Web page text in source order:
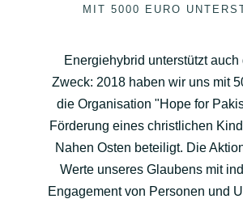
MIT 5000 EURO
Energiehybrid unterstützt auch
Zweck: 2018 haben wir uns mit
die Organisation "Hope for
Förderung eines christlichen
Nahen Osten beteiligt. Die
Werte unseres Glaubens mit
Engagement von Personen und